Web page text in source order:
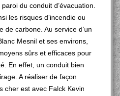
du conduit d’évacuation.
les risques d’incendie ou
de carbone. Au service d’un
Mesnil et ses environs,
sûrs et efficaces pour
En effet, un conduit bien
A réaliser de façon
cher est avec Falck Kevin